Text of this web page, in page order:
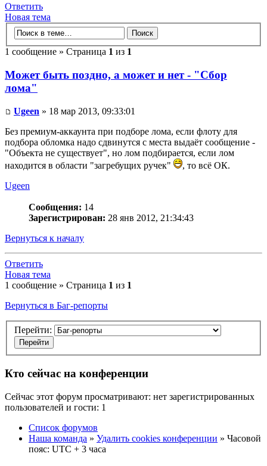
Ответить
Новая тема
1 сообщение » Страница 1 из 1
Может быть поздно, а может и нет - "Сбор
лома"
Ugeen » 18 мар 2013, 09:33:01
Без премиум-аккаунта при подборе лома, если флоту для
подбора обломка надо сдвинутся с места выдаёт сообщение -
"Объекта не существует", но лом подбирается, если лом
находится в области "загребущих ручек"
, то всё ОК.
Ugeen
Сообщения: 14
Зарегистрирован: 28 янв 2012, 21:34:43
Вернуться к началу
Ответить
Новая тема
1 сообщение » Страница 1 из 1
Вернуться в Баг-репорты
Перейти:
Кто сейчас на конференции
Сейчас этот форум просматривают: нет зарегистрированных
пользователей и гости: 1
Список форумов
Наша команда » Удалить cookies конференции » Часовой
пояс: UTC + 3 часа